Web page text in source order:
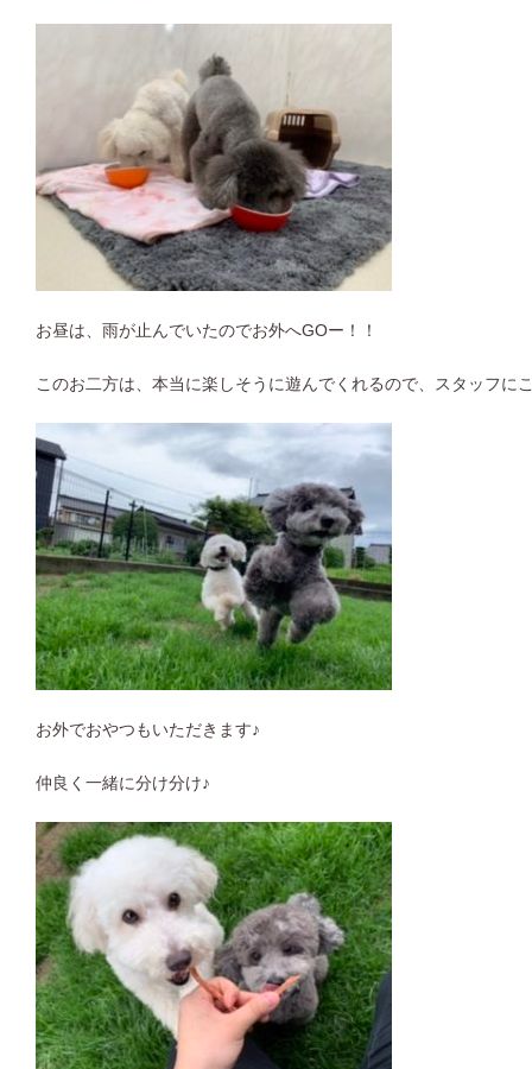
お昼は、雨が止んでいたのでお外へGOー！！
このお二方は、本当に楽しそうに遊んでくれるので、スタッフに
お外でおやつもいただきます♪
仲良く一緒に分け分け♪